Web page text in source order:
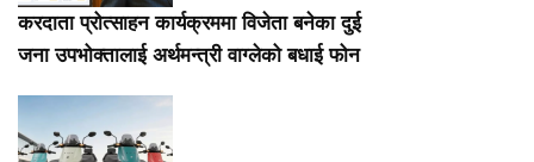
करदाता प्रोत्साहन कार्यक्रममा विजेता बनेका दुई
जना उपभोक्तालाई अर्थमन्त्री वाग्लेको बधाई फोन